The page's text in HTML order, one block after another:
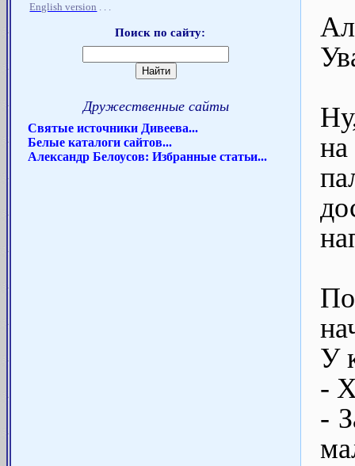
English version . . .
Поиск по сайту:
Дружественные сайты
Святые источники Дивеева...
Белые каталоги сайтов...
Александр Белоусов: Избранные статьи...
У
-
-